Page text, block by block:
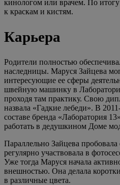
кинологом или врачем. По
к краскам и кистям.
Карьера
Родители полностью
наследницы. Маруся Зайцева
интересующие ее сферы
швейную машинку в
проходя там практику. Свою
назвала «Гадкие лебеди». В
составе бренда «Лаборатория
работать в дедушкином Доме
Параллельно Зайцева
регулярно участвовала в
Уже тогда Маруся начала
внешностью. Она делала
в различные цвета.